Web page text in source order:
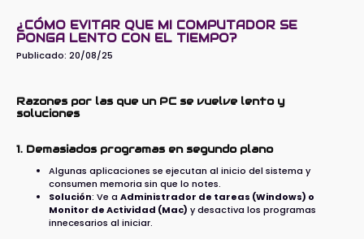
¿CÓMO EVITAR QUE MI COMPUTADOR SE
PONGA LENTO CON EL TIEMPO?
Publicado: 20/08/25
Razones por las que un PC se vuelve lento y
soluciones
1. Demasiados programas en segundo plano
Algunas aplicaciones se ejecutan al inicio del sistema y
consumen memoria sin que lo notes.
Solución: Ve a Administrador de tareas (Windows) o
Monitor de Actividad (Mac) y desactiva los programas
innecesarios al iniciar.